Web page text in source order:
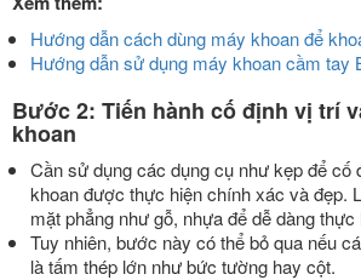
Hướng dẫn cách dùng máy khoan để
Hướng dẫn sử dụng máy khoan cầm tay
Bước 2: Tiến hành cố định vị trí
khoan
Cần sử dụng các dụng cụ như kẹp để cố
khoan được thực hiện chính xác và đẹp.
mặt phẳng như gỗ, nhựa để dễ dàng thực
Tuy nhiên, bước này có thể bỏ qua nếu
là tấm thép lớn như bức tường hay cột.